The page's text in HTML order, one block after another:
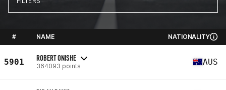
# NAME NATIONALITY
5901 ROBERT ONISHE
364093 points AUS